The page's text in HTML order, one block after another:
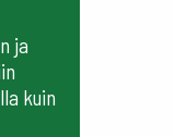
ja
kuin